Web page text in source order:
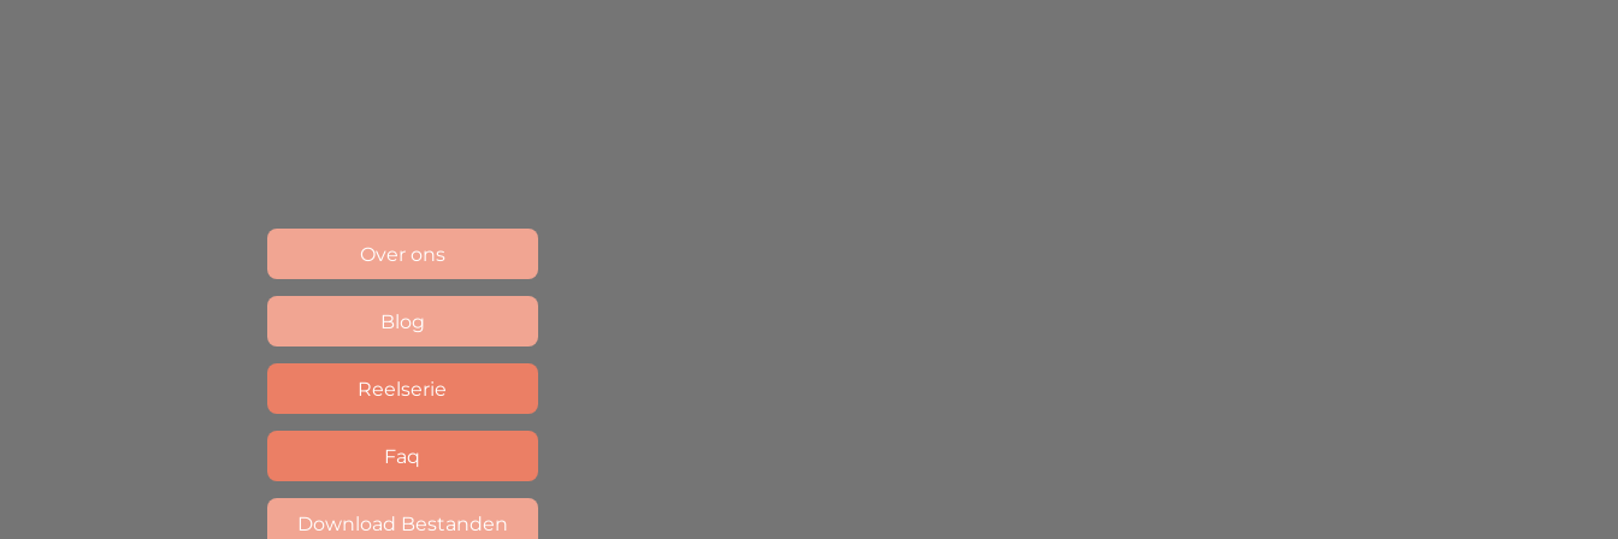
Over ons
Blog
Reelserie
Faq
Download Bestanden